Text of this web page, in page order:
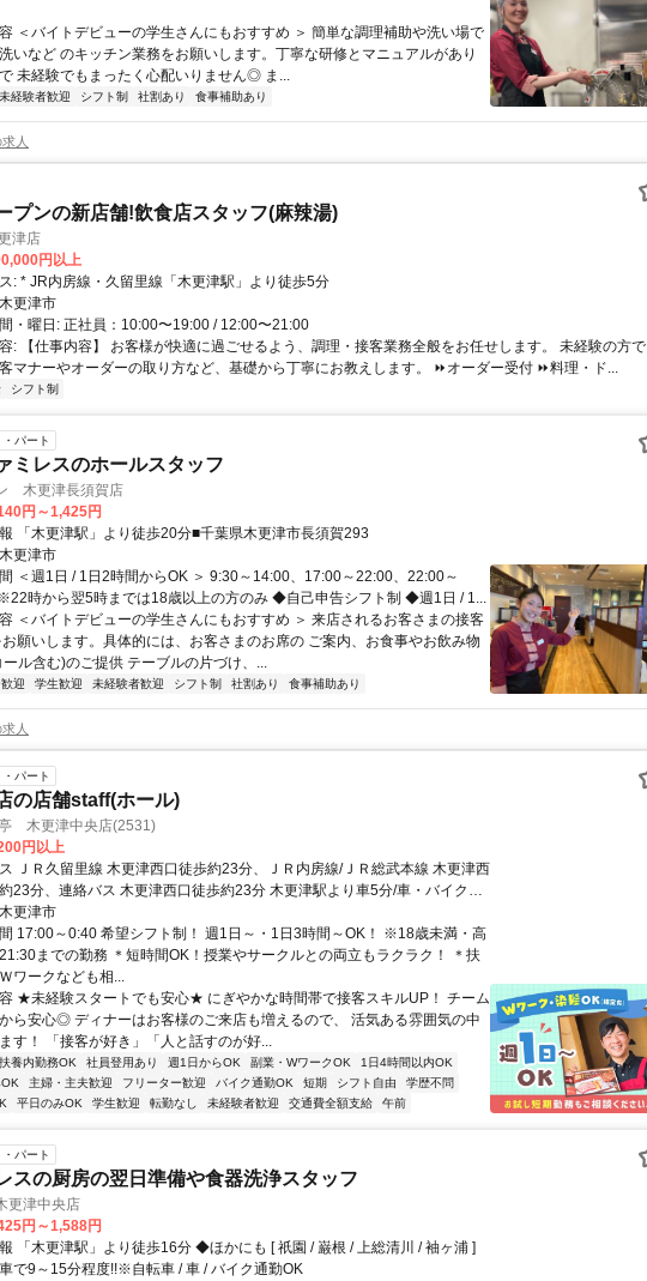
＜バイトデビューの学生さんにもおすすめ ＞ 簡単な調理補助や洗い場で
いなど のキッチン業務をお願いします。丁寧な研修とマニュアルがあり
未経験でもまったく心配いりません◎ ま...
未経験者歓迎 シフト制 社割あり 食事補助あり
人
プンの新店舗!飲食店スタッフ(麻辣湯)
津店
円以上
アクセス: * JR内房線・久留里線「木更津駅」より徒歩5分
更津市
・曜日: 正社員：10:00〜19:00 / 12:00〜21:00
: 【仕事内容】 お客様が快適に過ごせるよう、調理・接客業務全般をお任せします。 未経験の方で
マナーやオーダーの取り方など、基礎から丁寧にお教えします。 ⏩オーダー受付 ⏩料理・ド...
シフト制
パート
ミレスのホールスタッフ
木更津長須賀店
円～1,425円
「木更津駅」より徒歩20分■千葉県木更津市長須賀293
更津市
＜週1日 / 1日2時間からOK ＞ 9:30～14:00、17:00～22:00、22:00～
時から翌5時までは18歳以上の方のみ ◆自己申告シフト制 ◆週1日 / 1...
＜バイトデビューの学生さんにもおすすめ ＞ 来店されるお客さまの接客
願いします。具体的には、お客さまのお席の ご案内、お食事やお飲み物
ル含む)のご提供 テーブルの片づけ、...
迎 学生歓迎 未経験者歓迎 シフト制 社割あり 食事補助あり
人
パート
の店舗staff(ホール)
木更津中央店(2531)
円以上
ＪＲ久留里線 木更津西口徒歩約23分、ＪＲ内房線/ＪＲ総武本線 木更津西
23分、連絡バス 木更津西口徒歩約23分 木更津駅より車5分/車・バイク通
更津市
17:00～0:40 希望シフト制！ 週1日～・1日3時間～OK！ ※18歳未満・高
までの勤務 ＊短時間OK！授業やサークルとの両立もラクラク！ ＊扶
ワークなども相...
★未経験スタートでも安心★ にぎやかな時間帯で接客スキルUP！ チーム
ら安心◎ ディナーはお客様のご来店も増えるので、 活気ある雰囲気の中
す！ 「接客が好き」「人と話すのが好...
扶養内勤務OK 社員登用あり 週1日からOK 副業・WワークOK
1日4時間以内OK
主婦・主夫歓迎 フリーター歓迎 バイク通勤OK 短期 シフト自由
学歴不問
平日のみOK 学生歓迎 転勤なし 未経験者歓迎 交通費全額支給 午前
パート
スの厨房の翌日準備や食器洗浄スタッフ
津中央店
円～1,588円
「木更津駅」より徒歩16分 ◆ほかにも [ 祇園 / 巌根 / 上総清川 / 袖ヶ浦 ]
で9～15分程度!!※自転車 / 車 / バイク通勤OK